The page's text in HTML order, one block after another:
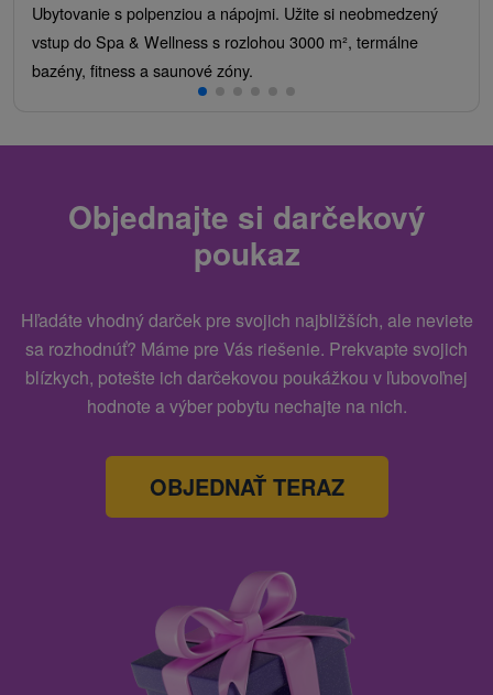
Ubytovanie s polpenziou a nápojmi. Užite si neobmedzený
vstup do Spa & Wellness s rozlohou 3000 m², termálne
bazény, fitness a saunové zóny.
Objednajte si darčekový
poukaz
Hľadáte vhodný darček pre svojich najbližších, ale neviete
sa rozhodnúť? Máme pre Vás riešenie. Prekvapte svojich
blízkych, potešte ich darčekovou poukážkou v ľubovoľnej
hodnote a výber pobytu nechajte na nich.
OBJEDNAŤ TERAZ